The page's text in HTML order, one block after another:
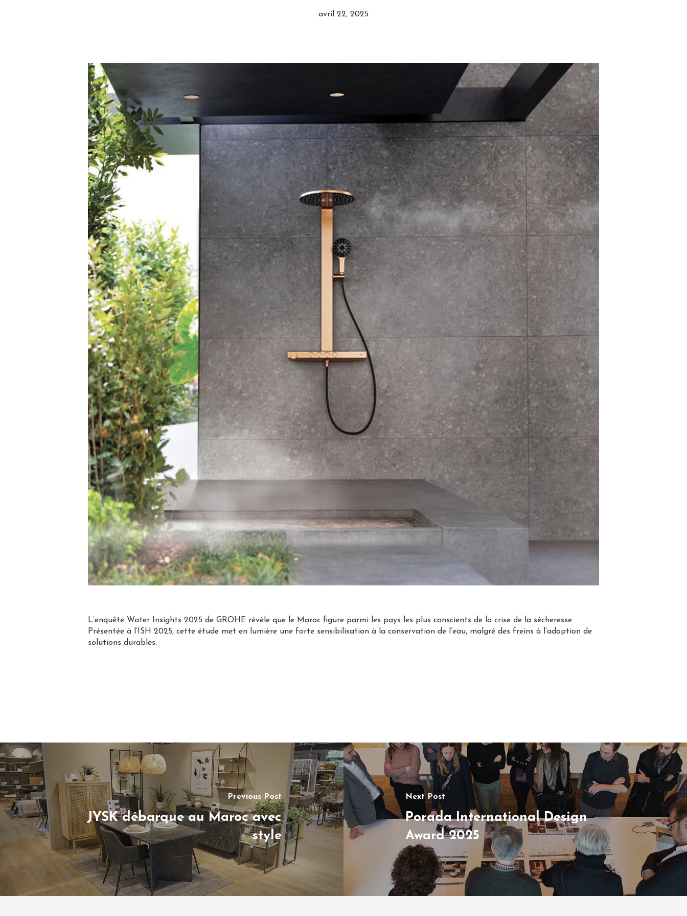
avril 22, 2025
L’enquête Water Insights 2025 de GROHE révèle que le Maroc figure parmi les pays les plus conscients de la crise de la sécheresse.
Présentée à l’ISH 2025, cette étude met en lumière une forte sensibilisation à la conservation de l’eau, malgré des freins à l’adoption de
solutions durables.
Previous Post
JYSK débarque au Maroc avec
style
Next Post
Porada International Design
Award 2025